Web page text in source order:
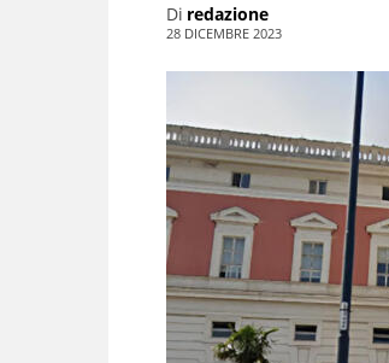
Di redazione
28 DICEMBRE 2023